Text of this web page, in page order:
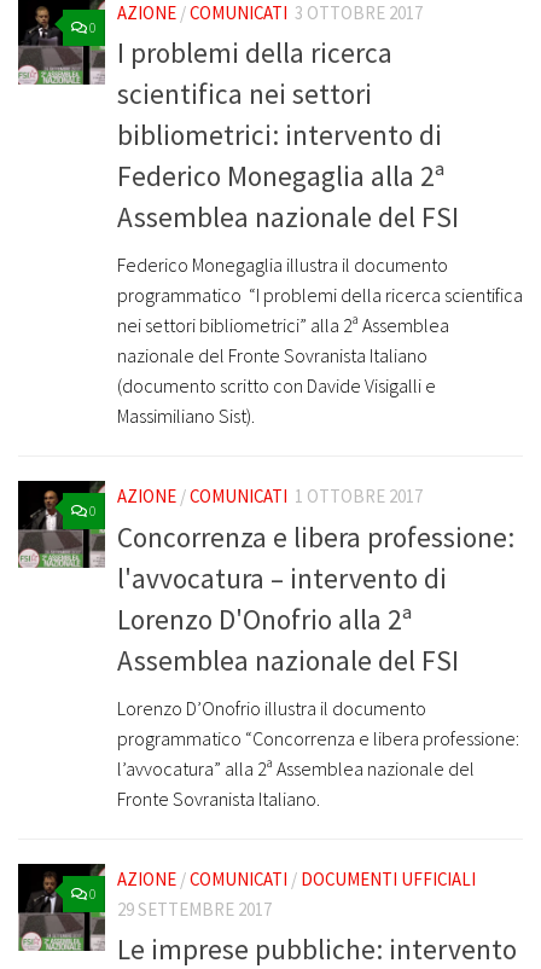
0
AZIONE /COMUNICATI 3 OTTOBRE 2017
I problemi della ricerca
scientifica nei settori
bibliometrici: intervento di
Federico Monegaglia alla 2ª
Assemblea nazionale del FSI
Federico Monegaglia illustra il documento
programmatico “I problemi della ricerca scientifica
nei settori bibliometrici” alla 2ª Assemblea
nazionale del Fronte Sovranista Italiano
(documento scritto con Davide Visigalli e
Massimiliano Sist).
0
AZIONE /COMUNICATI 1 OTTOBRE 2017
Concorrenza e libera professione:
l'avvocatura – intervento di
Lorenzo D'Onofrio alla 2ª
Assemblea nazionale del FSI
Lorenzo D’Onofrio illustra il documento
programmatico “Concorrenza e libera professione:
l’avvocatura” alla 2ª Assemblea nazionale del
Fronte Sovranista Italiano.
0
AZIONE /COMUNICATI / DOCUMENTI UFFICIALI
29 SETTEMBRE 2017
Le imprese pubbliche: intervento